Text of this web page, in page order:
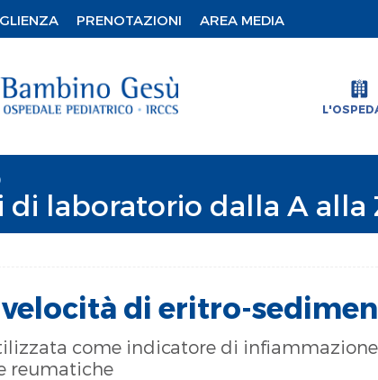
PRENOTAZIONI AREA MEDIA
di laboratorio dalla A alla
velocità di eritro-
come indicatore di
reumatiche